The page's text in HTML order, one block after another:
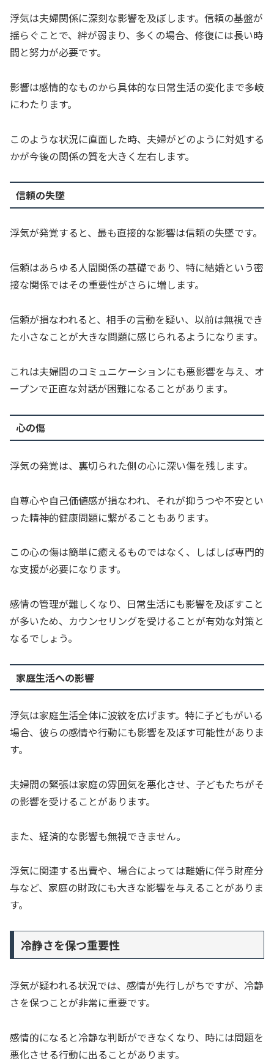
浮気は夫婦関係に深刻な影響を及ぼします。信頼の基盤が
揺らぐことで、絆が弱まり、多くの場合、修復には長い時
間と努力が必要です。
影響は感情的なものから具体的な日常生活の変化まで多岐
にわたります。
このような状況に直面した時、夫婦がどのように対処する
かが今後の関係の質を大きく左右します。
信頼の失墜
浮気が発覚すると、最も直接的な影響は信頼の失墜です。
信頼はあらゆる人間関係の基礎であり、特に結婚という密
接な関係ではその重要性がさらに増します。
信頼が損なわれると、相手の言動を疑い、以前は無視でき
た小さなことが大きな問題に感じられるようになります。
これは夫婦間のコミュニケーションにも悪影響を与え、オ
ープンで正直な対話が困難になることがあります。
心の傷
浮気の発覚は、裏切られた側の心に深い傷を残します。
自尊心や自己価値感が損なわれ、それが抑うつや不安とい
った精神的健康問題に繋がることもあります。
この心の傷は簡単に癒えるものではなく、しばしば専門的
な支援が必要になります。
感情の管理が難しくなり、日常生活にも影響を及ぼすこと
が多いため、カウンセリングを受けることが有効な対策と
なるでしょう。
家庭生活への影響
浮気は家庭生活全体に波紋を広げます。特に子どもがいる
場合、彼らの感情や行動にも影響を及ぼす可能性がありま
す。
夫婦間の緊張は家庭の雰囲気を悪化させ、子どもたちがそ
の影響を受けることがあります。
また、経済的な影響も無視できません。
浮気に関連する出費や、場合によっては離婚に伴う財産分
与など、家庭の財政にも大きな影響を与えることがありま
す。
冷静さを保つ重要性
浮気が疑われる状況では、感情が先行しがちですが、冷静
さを保つことが非常に重要です。
感情的になると冷静な判断ができなくなり、時には問題を
悪化させる行動に出ることがあります。